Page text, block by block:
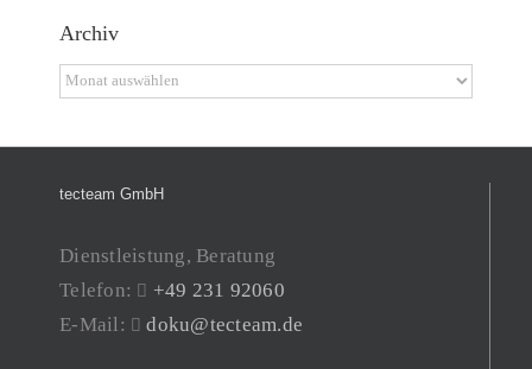
Archiv
Archiv
tecteam GmbH
Dienstleistung, Beratung
Telefon:
+49 231 92060
E-Mail:
doku@tecteam.de